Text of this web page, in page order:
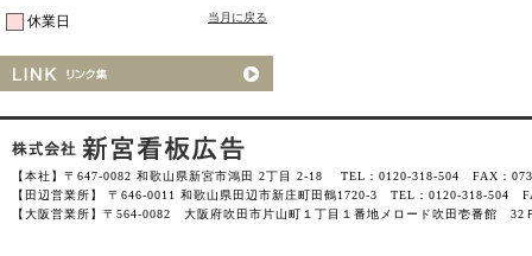
休業日 当月に戻る
【本社】〒647-0082 和歌山県新宮市鴻田 2丁目 2-18 TEL：0120-318-504 FAX：
【田辺営業所】 〒646-0011 和歌山県田辺市新庄町田鶴1720-3 TEL：0120-318-504
【大阪営業所】〒564-0082 大阪府吹田市片山町１丁目１番地メロード吹田壱番館